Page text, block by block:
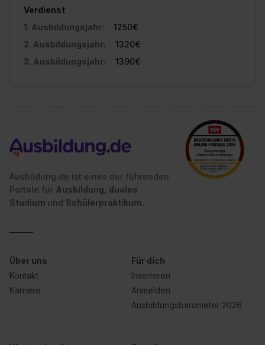
Verdienst
1. Ausbildungsjahr:
1250€
2. Ausbildungsjahr:
1320€
3. Ausbildungsjahr:
1390€
Ausbildung.de ist eines der führenden
Portale für Ausbildung, duales
Studium und Schülerpraktikum.
Über uns
Kontakt
Karriere
Für dich
Inserieren
Anmelden
Ausbildungsbarometer 2026